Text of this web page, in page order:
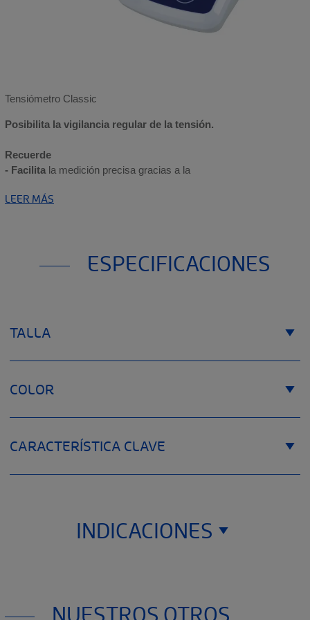
Tensiómetro Classic
Posibilita la vigilancia regular de la tensión.
Recuerde
- Facilita la medición precisa gracias a la
LEER MÁS
ESPECIFICACIONES
TALLA
COLOR
CARACTERÍSTICA CLAVE
INDICACIONES
para medir la presión arterial no invasiva en personas de 12